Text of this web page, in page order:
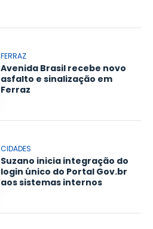
FERRAZ
Avenida Brasil recebe novo
asfalto e sinalização em
Ferraz
CIDADES
Suzano inicia integração do
login único do Portal Gov.br
aos sistemas internos